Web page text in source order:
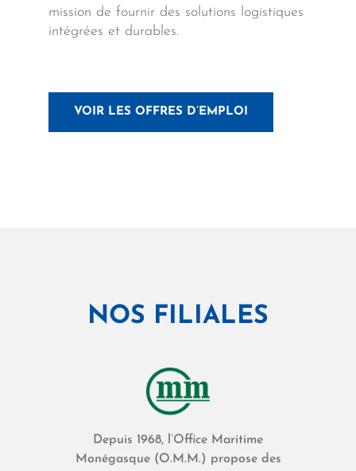
mission de fournir des solutions logistiques
intégrées et durables.
VOIR LES OFFRES D’EMPLOI
NOS FILIALES
Depuis 1968, l’Office Maritime
Monégasque (O.M.M.) propose des